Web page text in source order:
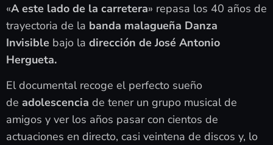
«A este lado de la carretera» repasa los 40 años de
trayectoria de la banda malagueña Danza
Invisible bajo la dirección de José Antonio
Hergueta.
El documental recoge el perfecto sueño
de adolescencia de tener un grupo musical de
amigos y ver los años pasar con cientos de
actuaciones en directo, casi veintena de discos y, lo